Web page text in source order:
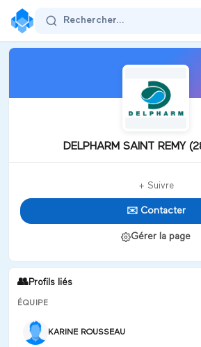
Rechercher...
DELPHARM SAINT REMY
+ Suivre
✉️ Contacter
Gérer la page
👥Profils liés
ÉQUIPE
KARINE ROUSSEAU